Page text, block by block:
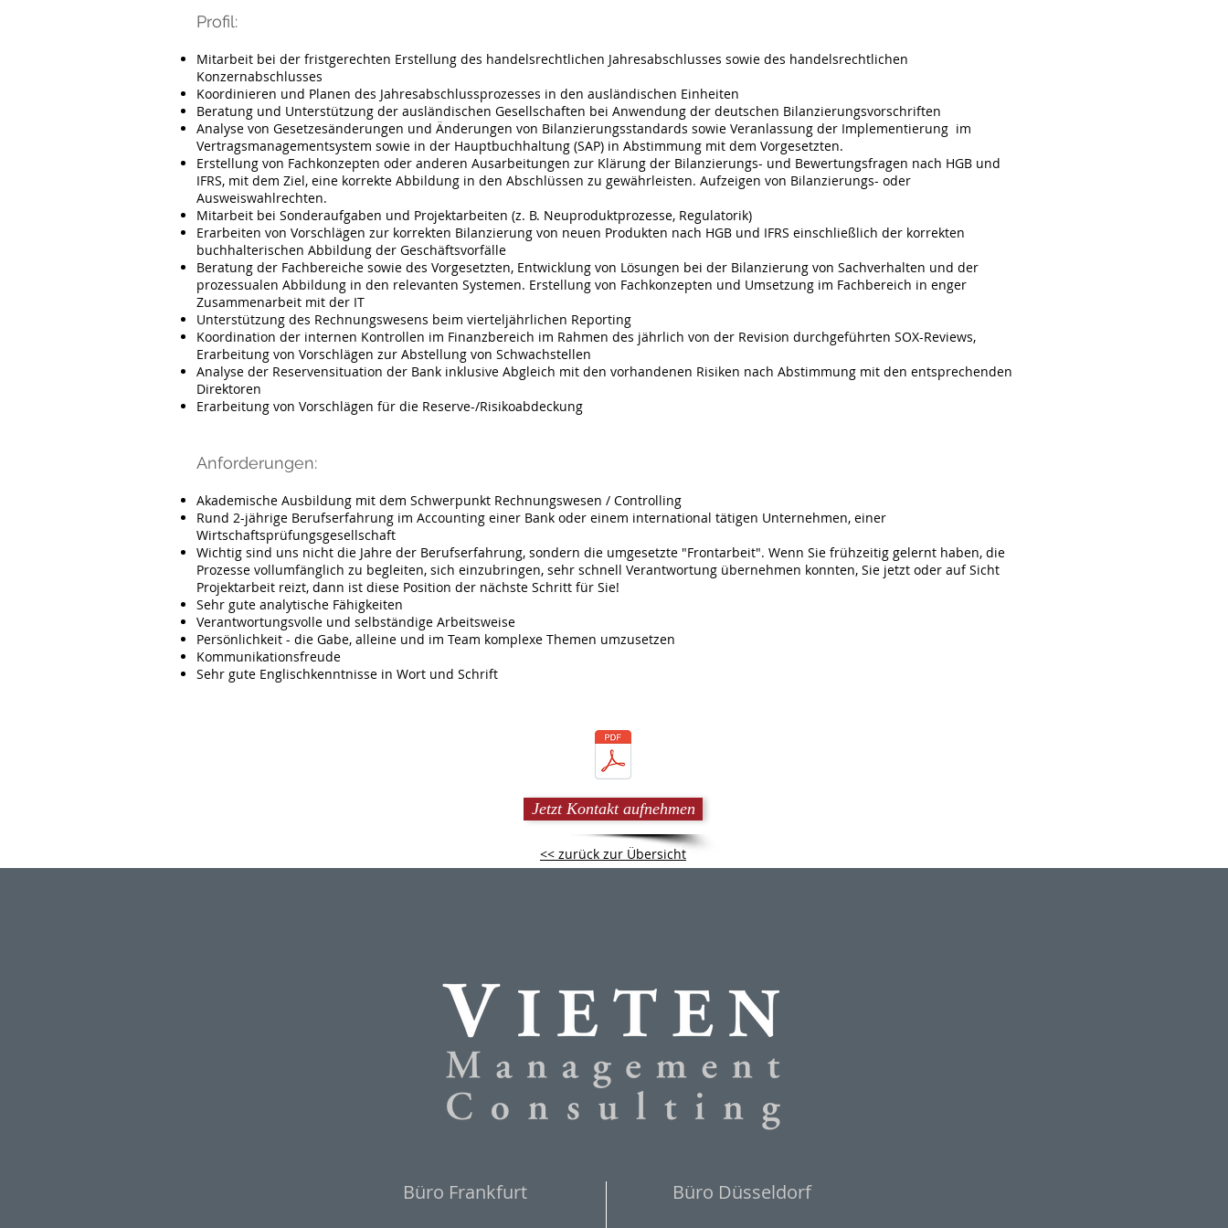
Profil:
Mitarbeit bei der fristgerechten Erstellung des handelsrechtlichen Jahresabschlusses sowie des handelsrechtlichen
Konzernabschlusses
Koordinieren und Planen des Jahresabschlussprozesses in den ausländischen Einheiten
Beratung und Unterstützung der ausländischen Gesellschaften bei Anwendung der deutschen Bilanzierungsvorschriften
Analyse von Gesetzesänderungen und Änderungen von Bilanzierungsstandards sowie Veranlassung der Implementierung im
Vertragsmanagementsystem sowie in der Hauptbuchhaltung (SAP) in Abstimmung mit dem Vorgesetzten.
Erstellung von Fachkonzepten oder anderen Ausarbeitungen zur Klärung der Bilanzierungs- und Bewertungsfragen nach HGB und
IFRS, mit dem Ziel, eine korrekte Abbildung in den Abschlüssen zu gewährleisten. Aufzeigen von Bilanzierungs- oder
Ausweiswahlrechten.
Mitarbeit bei Sonderaufgaben und Projektarbeiten (z. B. Neuproduktprozesse, Regulatorik)
Erarbeiten von Vorschlägen zur korrekten Bilanzierung von neuen Produkten nach HGB und IFRS einschließlich der korrekten
buchhalterischen Abbildung der Geschäftsvorfälle
Beratung der Fachbereiche sowie des Vorgesetzten, Entwicklung von Lösungen bei der Bilanzierung von Sachverhalten und der
prozessualen Abbildung in den relevanten Systemen. Erstellung von Fachkonzepten und Umsetzung im Fachbereich in enger
Zusammenarbeit mit der IT
Unterstützung des Rechnungswesens beim vierteljährlichen Reporting
Koordination der internen Kontrollen im Finanzbereich im Rahmen des jährlich von der Revision durchgeführten SOX-Reviews,
Erarbeitung von Vorschlägen zur Abstellung von Schwachstellen
Analyse der Reservensituation der Bank inklusive Abgleich mit den vorhandenen Risiken nach Abstimmung mit den entsprechenden
Direktoren
Erarbeitung von Vorschlägen für die Reserve-/Risikoabdeckung
Anforderungen:
Akademische Ausbildung mit dem Schwerpunkt Rechnungswesen / Controlling
Rund 2-jährige Berufserfahrung im Accounting einer Bank oder einem international tätigen Unternehmen, einer
Wirtschaftsprüfungsgesellschaft
Wichtig sind uns nicht die Jahre der Berufserfahrung, sondern die umgesetzte "Frontarbeit". Wenn Sie frühzeitig gelernt haben, die
Prozesse vollumfänglich zu begleiten, sich einzubringen, sehr schnell Verantwortung übernehmen konnten, Sie jetzt oder auf Sicht
Projektarbeit reizt, dann ist diese Position der nächste Schritt für Sie!
Sehr gute analytische Fähigkeiten
Verantwortungsvolle und selbständige Arbeitsweise
Persönlichkeit - die Gabe, alleine und im Team komplexe Themen umzusetzen
Kommunikationsfreude
Sehr gute Englischkenntnisse in Wort und Schrift
Jetzt Kontakt aufnehmen
<< zurück zur Übersicht
Büro Frankfurt Büro Düsseldorf